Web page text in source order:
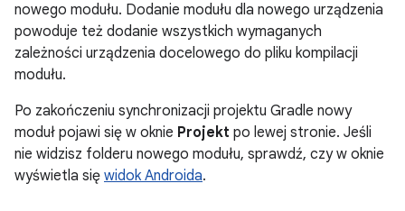
nowego modułu. Dodanie modułu dla nowego urządzenia
powoduje też dodanie wszystkich wymaganych
zależności urządzenia docelowego do pliku kompilacji
modułu.
Po zakończeniu synchronizacji projektu Gradle nowy
moduł pojawi się w oknie Projekt po lewej stronie. Jeśli
nie widzisz folderu nowego modułu, sprawdź, czy w oknie
wyświetla się widok Androida.